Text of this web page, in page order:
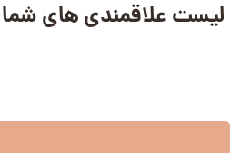
لیست علاقمندی های